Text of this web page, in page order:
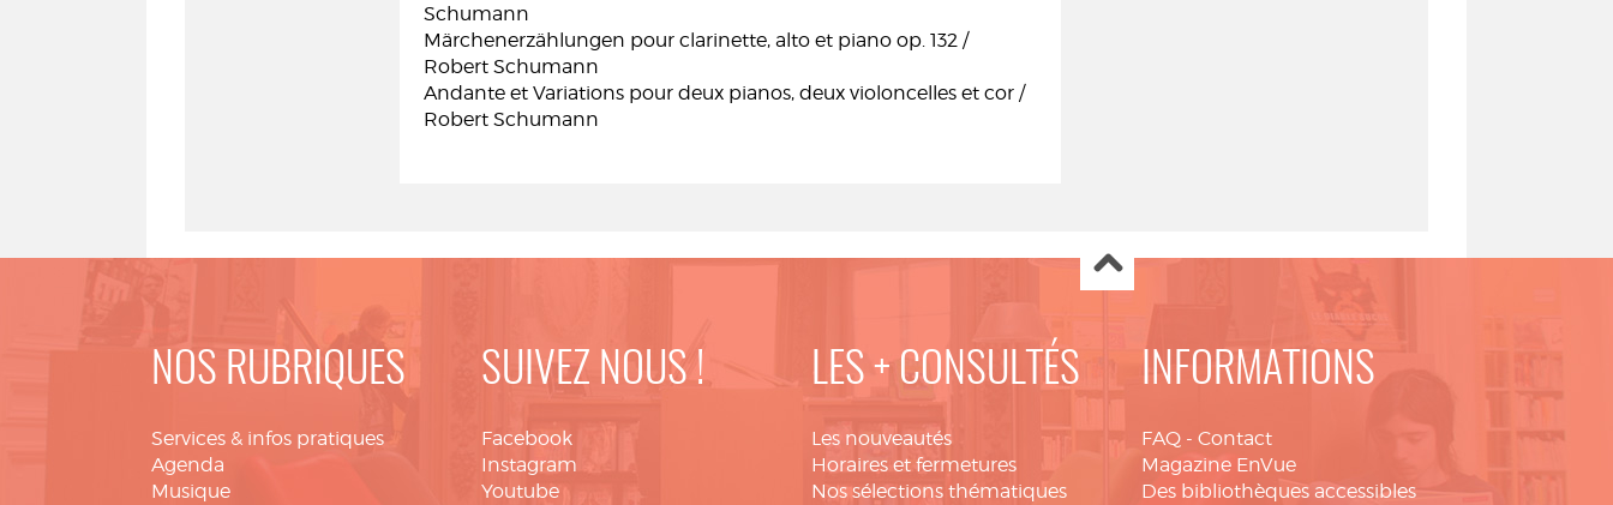
Schumann
Märchenerzählungen pour clarinette, alto et piano op. 132 /
Robert Schumann
Andante et Variations pour deux pianos, deux violoncelles et cor /
Robert Schumann
NOS RUBRIQUES
Services & infos pratiques
Agenda
Musique
SUIVEZ NOUS !
Facebook
Instagram
Youtube
LES + CONSULTÉS
Les nouveautés
Horaires et fermetures
Nos sélections thématiques
INFORMATIONS
FAQ - Contact
Magazine EnVue
Des bibliothèques accessibles